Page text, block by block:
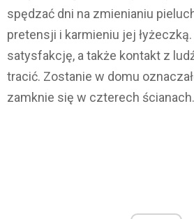
spędzać dni na zmienianiu
pretensji i karmieniu jej
satysfakcję, a także kontakt z
tracić. Zostanie w domu
zamknie się w czterech ścianach.